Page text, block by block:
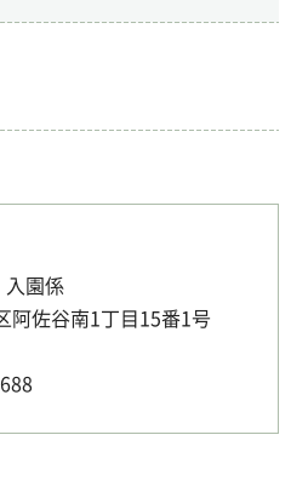
入園係
佐谷南1丁目15番1号